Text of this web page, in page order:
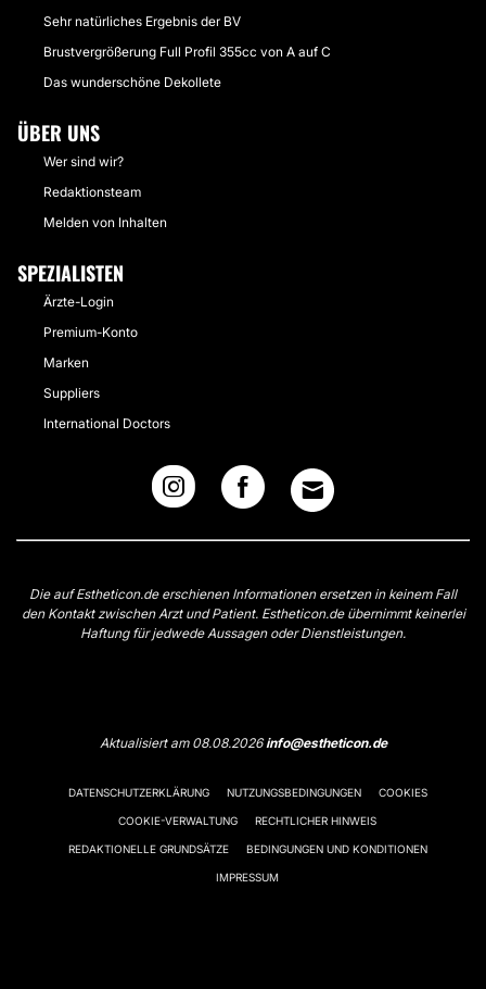
Sehr natürliches Ergebnis der BV
Brustvergrößerung Full Profil 355cc von A auf C
Das wunderschöne Dekollete
ÜBER UNS
Wer sind wir?
Redaktionsteam
Melden von Inhalten
SPEZIALISTEN
Ärzte-Login
Premium-Konto
Marken
Suppliers
International Doctors
Die auf Estheticon.de erschienen Informationen ersetzen in keinem Fall
den Kontakt zwischen Arzt und Patient. Estheticon.de übernimmt keinerlei
Haftung für jedwede Aussagen oder Dienstleistungen.
Aktualisiert am 08.08.2026info@estheticon.de
DATENSCHUTZERKLÄRUNG NUTZUNGSBEDINGUNGEN COOKIES
COOKIE-VERWALTUNG RECHTLICHER HINWEIS
REDAKTIONELLE GRUNDSÄTZE BEDINGUNGEN UND KONDITIONEN
IMPRESSUM